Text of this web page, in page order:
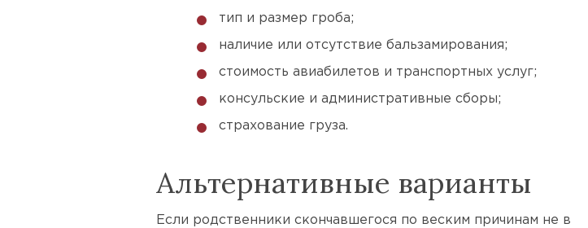
тип и размер гроба;
наличие или отсутствие бальзамирования;
стоимость авиабилетов и транспортных услуг;
консульские и административные сборы;
страхование груза.
Альтернативные варианты
Если родственники скончавшегося по веским причинам не в